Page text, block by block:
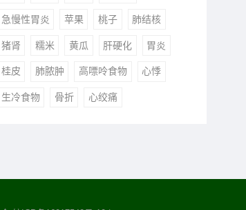
急慢性胃炎 苹果 桃子 肺结核
猪肾 糯米 黄瓜 肝硬化 胃炎
桂皮 肺脓肿 高嘌呤食物 心悸
生冷食物 骨折 心绞痛